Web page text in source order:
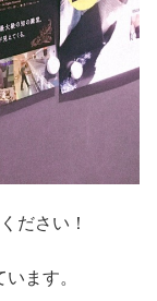
ださい！
ます。